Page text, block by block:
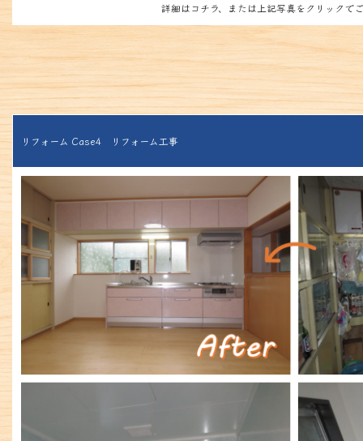
詳細はコチラ、または上記写真をクリックで
リフォーム Case4 リフォーム工事